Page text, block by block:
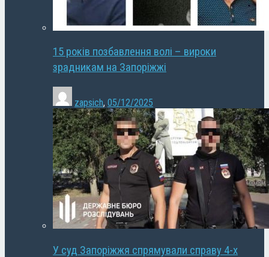
15 років позбавлення волі – вироки
зрадникам на Запоріжжі
zapsich, 05/12/2025
У суд Запоріжжя спрямували справу 4-х